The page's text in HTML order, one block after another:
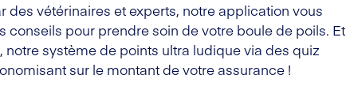
vétérinaires et experts, notre application vous
conseils pour prendre soin de votre boule de poils. Et
système de points ultra ludique via des quiz
sur le montant de votre assurance !